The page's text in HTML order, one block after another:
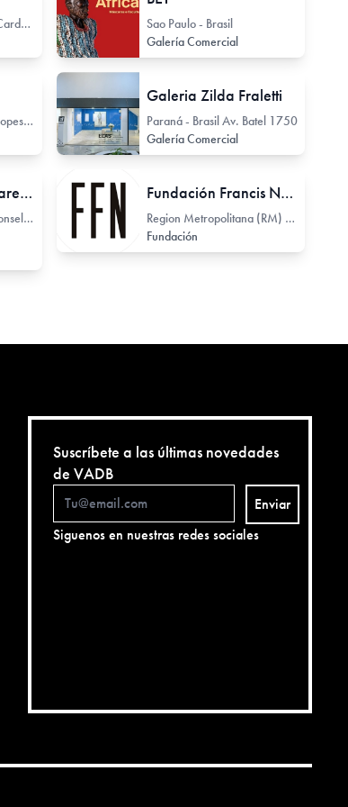
Bahía - Brasil Avenida Cardeal da Silva 158
Sao Paulo - Brasil
Galería Comercial
Sao Paulo - Brasil Rua Lopes Chaves 243
Galeria Zilda Fraletti
Paraná - Brasil Av. Batel 1750
Galería Comercial
Galeria Quarta Parede
Sao Paulo - Brasil Av Conselheiro Rodrigues Alves 722
Fundación Francis Naranjo
Region Metropolitana (RM) - Chile
Fundación
Suscríbete a las últimas novedades
de VADB
Enviar
Siguenos en nuestras redes sociales